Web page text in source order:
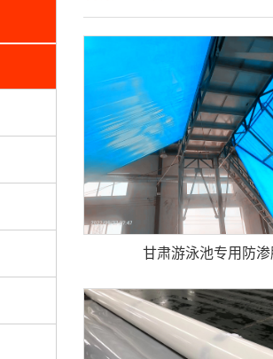
甘肃游泳池专用防